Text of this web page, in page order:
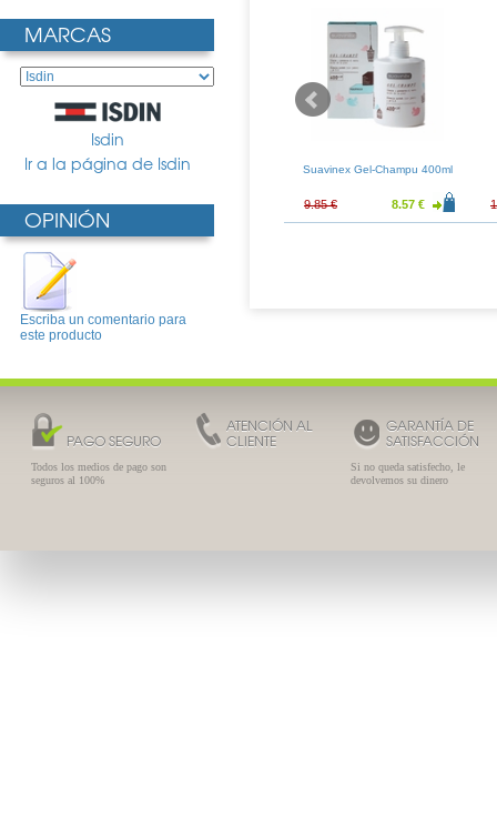
MARCAS
Isdin
Ir a la página de Isdin
OPINIÓN
Escriba un comentario para
este producto
Reductor
43.94 €
Audispray 50ml
10.81 € 8.01 €
Suavinex Gel-Champu 400ml
9.85 € 8.57 €
PAGO SEGURO
Todos los medios de pago son
seguros al 100%
ATENCIÓN AL
CLIENTE
GARANTÍA DE
SATISFACCIÓN
Si no queda satisfecho, le
devolvemos su dinero